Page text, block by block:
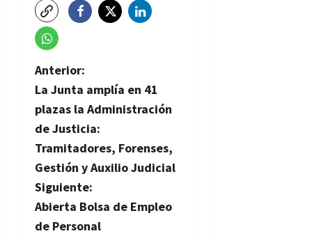
N
a
v
e
g
a
Anterior:
La Junta amplía en 41
plazas la Administración
de Justicia:
Tramitadores, Forenses,
Gestión y Auxilio Judicial
Siguiente:
Abierta Bolsa de Empleo
de Personal